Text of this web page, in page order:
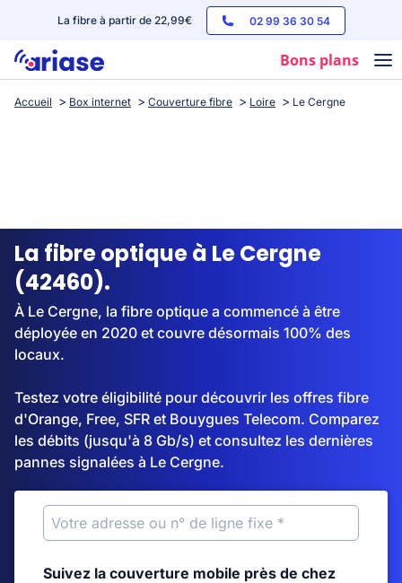
La fibre à partir de 22,99€ 02 99 36 30 54
Bons plans
Box internet
Streaming
Accueil Box internet Couverture fibre Loire Le Cergne
La fibre optique à Le Cergne
(42460).
À Le Cergne, la fibre optique a commencé à être
déployée en 2020 et couvre désormais 100% des
locaux.
Testez votre éligibilité pour découvrir les offres fibre
d'Orange, Free, SFR et Bouygues Telecom. Comparez
les débits (jusqu'à 8 Gb/s) et consultez les dernières
pannes signalées à Le Cergne.
Suivez la couverture mobile près de chez